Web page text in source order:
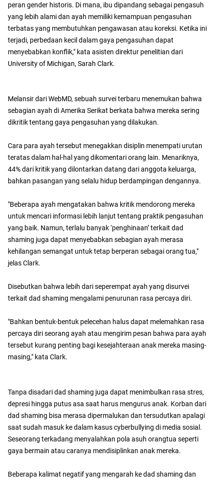
peran gender historis. Di mana, ibu dipandang sebagai pengasuh
yang lebih alami dan ayah memiliki kemampuan pengasuhan
terbatas yang membutuhkan pengawasan atau koreksi. Ketika ini
terjadi, perbedaan kecil dalam gaya pengasuhan dapat
menyebabkan konflik," kata asisten direktur penelitian dari
University of Michigan, Sarah Clark.
Melansir dari WebMD, sebuah survei terbaru menemukan bahwa
sebagian ayah di Amerika Serikat berkata bahwa mereka sering
dikritik tentang gaya pengasuhan yang dilakukan.
Cara para ayah tersebut menegakkan disiplin menempati urutan
teratas dalam hal-hal yang dikomentari orang lain. Menariknya,
44% dari kritik yang dilontarkan datang dari anggota keluarga,
bahkan pasangan yang selalu hidup berdampingan dengannya.
"Beberapa ayah mengatakan bahwa kritik mendorong mereka
untuk mencari informasi lebih lanjut tentang praktik pengasuhan
yang baik. Namun, terlalu banyak ‘penghinaan’ terkait dad
shaming juga dapat menyebabkan sebagian ayah merasa
kehilangan semangat untuk tetap berperan sebagai orang tua,"
jelas Clark.
Disebutkan bahwa lebih dari seperempat ayah yang disurvei
terkait dad shaming mengalami penurunan rasa percaya diri.
"Bahkan bentuk-bentuk pelecehan halus dapat melemahkan rasa
percaya diri seorang ayah atau mengirim pesan bahwa para ayah
tersebut kurang penting bagi kesejahteraan anak mereka masing-
masing," kata Clark.
Tanpa disadari dad shaming juga dapat menimbulkan rasa stres,
depresi hingga putus asa saat harus mengurus anak. Korban dari
dad shaming bisa merasa dipermalukan dan tersudutkan apalagi
saat sudah masuk ke dalam kasus cyberbullying di media sosial.
Seseorang terkadang menyalahkan pola asuh orangtua seperti
gaya bermain atau caranya mendisiplinkan anak mereka.
Beberapa kalimat negatif yang mengarah ke dad shaming dan